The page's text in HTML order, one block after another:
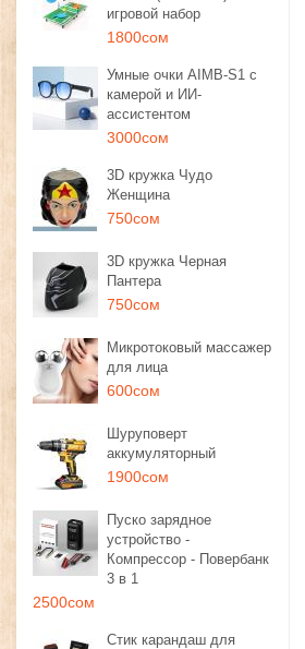
игровой набор
1800сом
Умные очки AIMB-S1 с
камерой и ИИ-
ассистентом
3000сом
3D кружка Чудо
Женщина
750сом
3D кружка Черная
Пантера
750сом
Микротоковый массажер
для лица
600сом
Шуруповерт
аккумуляторный
1900сом
Пуско зарядное
устройство -
Компрессор - Повербанк
3 в 1
2500сом
Стик карандаш для